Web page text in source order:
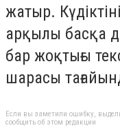
жатыр.
арқылы басқа
бар жоқтығы
шарасы
Если вы заметили ошибку,
сообщить об этом редакции